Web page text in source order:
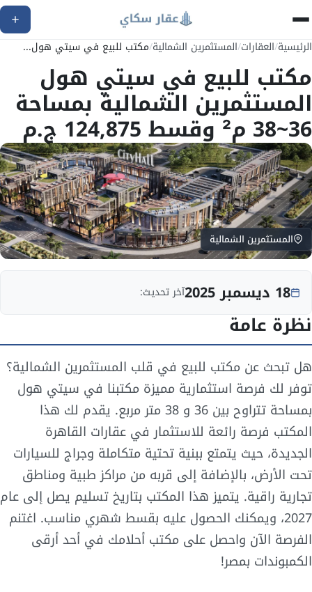
الرئيسية/العقارات/المستثمرين الشمالية/مكتب للبيع في سيتي هول...
مكتب للبيع في سيتي هول
المستثمرين الشمالية بمساحة
36~38 م² وقسط 124,875 ج.م
المستثمرين الشمالية
18 ديسمبر 2025 آخر تحديث:
نظرة عامة
هل تبحث عن مكتب للبيع في قلب المستثمرين الشمالية؟
توفر لك فرصة استثمارية مميزة مكتبنا في سيتي هول
بمساحة تتراوح بين 36 و 38 متر مربع. يقدم لك هذا
المكتب فرصة رائعة للاستثمار في عقارات القاهرة
الجديدة، حيث يتمتع ببنية تحتية متكاملة وجراج للسيارات
تحت الأرض، بالإضافة إلى قربه من مراكز طبية ومناطق
تجارية راقية. يتميز هذا المكتب بتاريخ تسليم يصل إلى عام
2027، ويمكنك الحصول عليه بقسط شهري مناسب. اغتنم
الفرصة الآن واحصل على مكتب أحلامك في أحد أرقى
الكمبوندات بمصر!